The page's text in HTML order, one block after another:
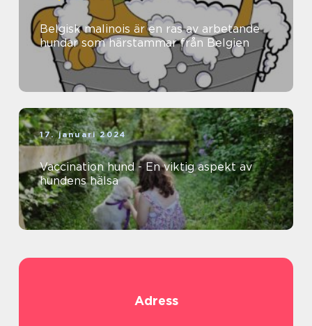
Belgisk malinois är en ras av arbetande
hundar som härstammar från Belgien
17. januari 2024
Vaccination hund - En viktig aspekt av
hundens hälsa
Adress